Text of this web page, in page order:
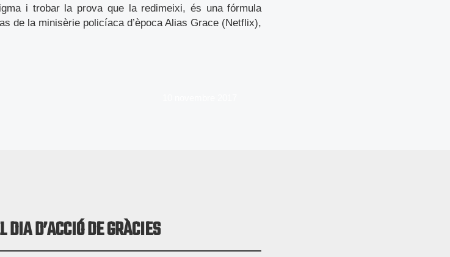
i trobar la prova que la redimeixi, és una fórmula
de la minisèrie policíaca d’època Alias Grace (Netflix),
DIA D’ACCIÓ DE GRÀCIES